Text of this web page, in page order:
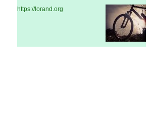
https://lorand.org